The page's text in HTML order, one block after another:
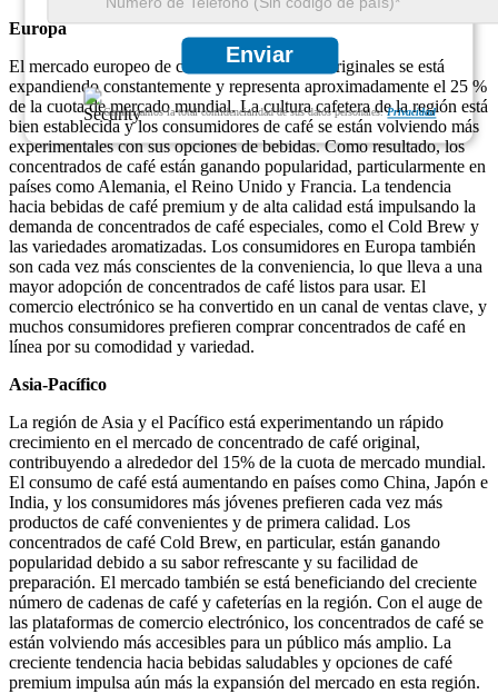
Enviar
Garantizamos la total confidencialidad de sus datos personales.Privacidad
Europa
El mercado europeo de concentrados de café originales se está
expandiendo constantemente y representa aproximadamente el 25 %
de la cuota de mercado mundial. La cultura cafetera de la región está
bien establecida y los consumidores de café se están volviendo más
experimentales con sus opciones de bebidas. Como resultado, los
concentrados de café están ganando popularidad, particularmente en
países como Alemania, el Reino Unido y Francia. La tendencia
hacia bebidas de café premium y de alta calidad está impulsando la
demanda de concentrados de café especiales, como el Cold Brew y
las variedades aromatizadas. Los consumidores en Europa también
son cada vez más conscientes de la conveniencia, lo que lleva a una
mayor adopción de concentrados de café listos para usar. El
comercio electrónico se ha convertido en un canal de ventas clave, y
muchos consumidores prefieren comprar concentrados de café en
línea por su comodidad y variedad.
Asia-Pacífico
La región de Asia y el Pacífico está experimentando un rápido
crecimiento en el mercado de concentrado de café original,
contribuyendo a alrededor del 15% de la cuota de mercado mundial.
El consumo de café está aumentando en países como China, Japón e
India, y los consumidores más jóvenes prefieren cada vez más
productos de café convenientes y de primera calidad. Los
concentrados de café Cold Brew, en particular, están ganando
popularidad debido a su sabor refrescante y su facilidad de
preparación. El mercado también se está beneficiando del creciente
número de cadenas de café y cafeterías en la región. Con el auge de
las plataformas de comercio electrónico, los concentrados de café se
están volviendo más accesibles para un público más amplio. La
creciente tendencia hacia bebidas saludables y opciones de café
premium impulsa aún más la expansión del mercado en esta región.